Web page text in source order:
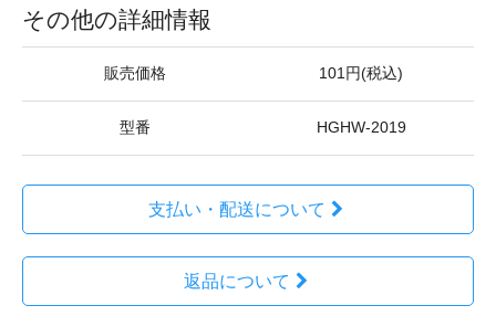
その他の詳細情報
販売価格 101円(税込)
型番 HGHW-2019
支払い・配送について
返品について